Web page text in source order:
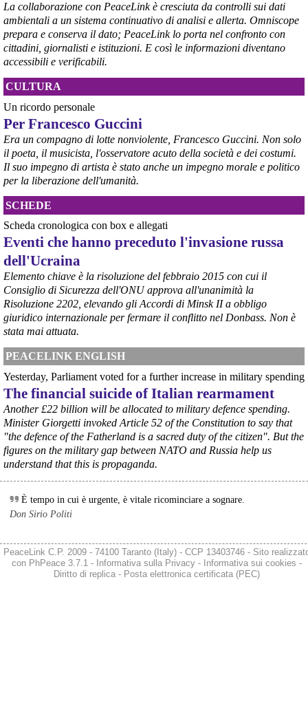
@peacelink - 6/8/2026 21:50
corriereditaranto.it/2026/08/0
Aprendo i lavori, il ministro Urso ha sottolineato come il Governo
debba necessariamente prendere atto della decisione della Corte
d’Appello di Milano, ricordando che il provvedimento è già stato
inserito nella data room della procedura di vendita. “Alla luce del
nuovo scenario – ha spiegato – Jindal ha presentato una proposta
aggiornata sull’intero perimetro aziendale che tiene conto della
chiusura dell’area a caldo e che i commissari stanno valutando”.
#ILVA #Taranto
@peacelink - 6/8/2026 21:45
borsaitaliana.it/borsa/notizie
Si sta ragionando su un piano B per Taranto dopo la chiusura
dell’area a caldo dell’ILVA?
@peacelink - 6/8/2026 21:41
cronachetarantine.it/index.php
il Governo ha manifestato l’intenzione di predisporre un
provvedimento straordinario per attenuare le conseguenze
economiche e sociali della prevista fermata dell’area a caldo e ha
chiesto alle rappresentanze del territorio di formulare proposte
concrete per definirne i contenuti. Casartigiani valuta positivamente
questa disponibilità.
#ILVA #Taranto
La collaborazione con PeaceLink è cresciuta da controlli sui dati
ambientali a un sistema continuativo di analisi e allerta. Omniscope
prepara e conserva il dato; PeaceLink lo porta nel confronto con
cittadini, giornalisti e istituzioni. E così le informazioni diventano
accessibili e verificabili.
CULTURA
Un ricordo personale
Per Francesco Guccini
Era un compagno di lotte nonviolente, Francesco Guccini. Non solo
il poeta, il musicista, l'osservatore acuto della società e dei costumi.
Il suo impegno di artista è stato anche un impegno morale e politico
per la liberazione dell'umanità.
SCHEDE
Scheda cronologica con box e allegati
Eventi che hanno preceduto l'invasione russa
dell'Ucraina
Elemento chiave è la risoluzione del febbraio 2015 con cui il
Consiglio di Sicurezza dell'ONU approva all'unanimità la
Risoluzione 2202, elevando gli Accordi di Minsk II a obbligo
giuridico internazionale per fermare il conflitto nel Donbass. Non è
stata mai attuata.
PEACELINK ENGLISH
Yesterday, Parliament voted for a further increase in military spending
The financial suicide of Italian rearmament
Another £22 billion will be allocated to military defence spending.
Minister Giorgetti invoked Article 52 of the Constitution to say that
"the defence of the Fatherland is a sacred duty of the citizen". But the
figures on the military gap between NATO and Russia help us
understand that this is propaganda.
È tempo in cui è urgente, è vitale ricominciare a sognare.
Don Sirio Politi
PeaceLink C.P. 2009 - 74100 Taranto (Italy) - CCP 13403746 - Sito
con PhPeace 3.7.1 - Informativa sulla Privacy- Informativa sui cookies -
Diritto di replica- Posta elettronica certificata (PEC)